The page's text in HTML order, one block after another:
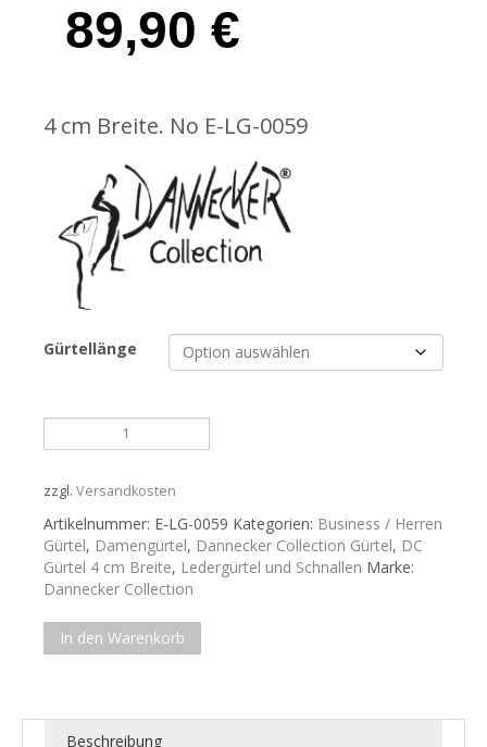
89,90 €
4 cm Breite. No E-LG-0059
Gürtellänge
Maronen
Italien
haben
fast
die
gleiche
Farbe.
Brauner
Herrengürtel....
zzgl. Versandkosten
Artikelnummer: E-LG-0059 Kategorien: Business / Herren
Gürtel, Damengürtel, Dannecker Collection Gürtel, DC
Gürtel 4 cm Breite, Ledergürtel und Schnallen Marke:
Dannecker Collection
In den Warenkorb
Beschreibung